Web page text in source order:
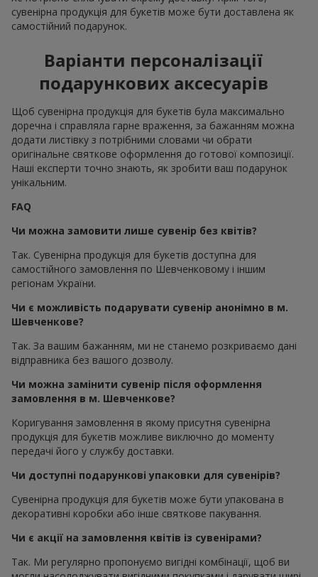
сувенірна продукція для букетів може бути доставлена як
самостійний подарунок.
Варіанти персоналізації
подарункових аксесуарів
Щоб сувенірна продукція для букетів була максимально
доречна і справляла гарне враження, за бажанням можна
додати листівку з потрібними словами чи обрати
оригінальне святкове оформлення до готової композиції.
Наші експерти точно знають, як зробити ваш подарунок
унікальним.
FAQ
Чи можна замовити лише сувенір без квітів?
Так. Сувенірна продукція для букетів доступна для
самостійного замовлення по Шевченковому і іншим
регіонам України.
Чи є можливість подарувати сувенір анонімно в м.
Шевченкове?
Так. За вашим бажанням, ми не станемо розкриваємо дані
відправника без вашого дозволу.
Чи можна замінити сувенір після оформлення
замовлення в м. Шевченкове?
Коригування замовлення в якому присутня сувенірна
продукція для букетів можливе виключно до моменту
передачі його у службу доставки.
Чи доступні подарункові упаковки для сувенірів?
Сувенірна продукція для букетів може бути упакована в
декоративні коробки або інше святкове пакування.
Чи є акції на замовлення квітів із сувенірами?
Так. Ми регулярно пропонуємо вигідні комбінації, щоб ви